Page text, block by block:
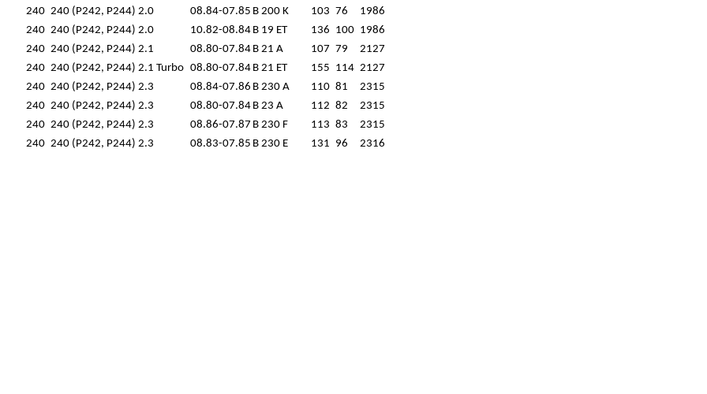
240 240 (P242, P244) 2.0 08.84-07.85 B 200 K 103 76
1986
240 240 (P242, P244) 2.0 10.82-08.84 B 19 ET 136 100 1986
240 240 (P242, P244) 2.1 08.80-07.84 B 21 A 107 79
2127
240 240 (P242, P244) 2.1 Turbo 08.80-07.84 B 21 ET 155 114 2127
240 240 (P242, P244) 2.3 08.84-07.86 B 230 A 110 81
2315
240 240 (P242, P244) 2.3 08.80-07.84 B 23 A 112 82
2315
240 240 (P242, P244) 2.3 08.86-07.87 B 230 F 113 83
2315
240 240 (P242, P244) 2.3 08.83-07.85 B 230 E 131 96 2316